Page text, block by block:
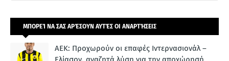
ΜΠΟΡΕΊ ΝΑ ΣΑΣ ΑΡΈΣΟΥΝ ΑΥΤΈΣ ΟΙ ΑΝΑΡΤΉΣΕΙΣ
ΑΕΚ: Προχωρούν οι επαφές Ιντερνασιονάλ –